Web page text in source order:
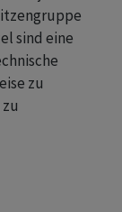
sind eine
zu